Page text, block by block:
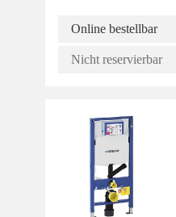
Online bestellbar
Nicht reservierbar